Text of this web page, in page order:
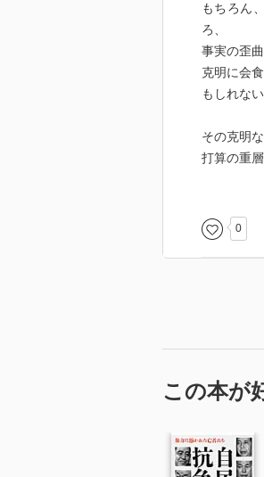
もちろん
ろ、
事実の歪
克明に会
もしれない
その克明
打算の重
そして、
が推察され
また、小
0
この本が